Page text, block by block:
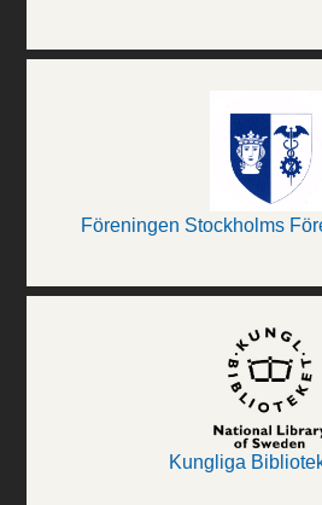
Föreningen Stockholms
Kungliga